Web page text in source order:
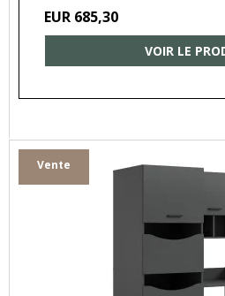
EUR 685,30
VOIR LE
Vente